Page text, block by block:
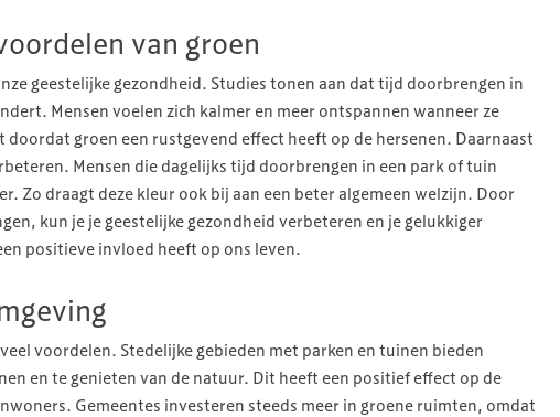
van groen
geestelijke gezondheid. Studies tonen aan dat tijd doorbrengen in
Mensen voelen zich kalmer en meer ontspannen wanneer ze
groen een rustgevend effect heeft op de hersenen. Daarnaast
Mensen die dagelijks tijd doorbrengen in een park of tuin
Zo draagt deze kleur ook bij aan een beter algemeen welzijn. Door
kun je je geestelijke gezondheid verbeteren en je gelukkiger
positieve invloed heeft op ons leven.
voordelen. Stedelijke gebieden met parken en tuinen bieden
en te genieten van de natuur. Dit heeft een positief effect op de
Gemeentes investeren steeds meer in groene ruimten, omdat